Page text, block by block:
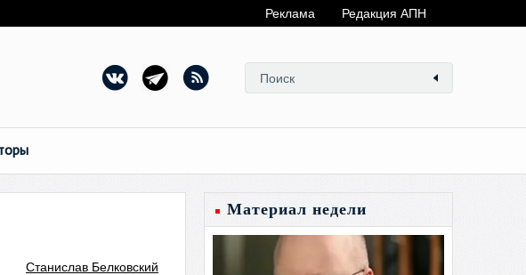
Реклама Редакция АПН
Станислав Белковский
Материал недели